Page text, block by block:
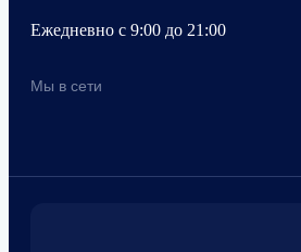
Ежедневно с 9:00 до 21:00
Мы в сети